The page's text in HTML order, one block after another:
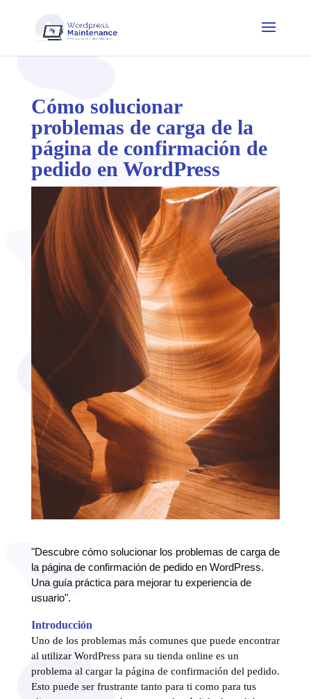
Cómo solucionar
problemas de carga de la
página de confirmación de
pedido en WordPress
"Descubre cómo solucionar los problemas de carga de
la página de confirmación de pedido en WordPress.
Una guía práctica para mejorar tu experiencia de
usuario".
Introducción
Uno de los problemas más comunes que puede encontrar
al utilizar WordPress para su tienda online es un
problema al cargar la página de confirmación del pedido.
Esto puede ser frustrante tanto para ti como para tus